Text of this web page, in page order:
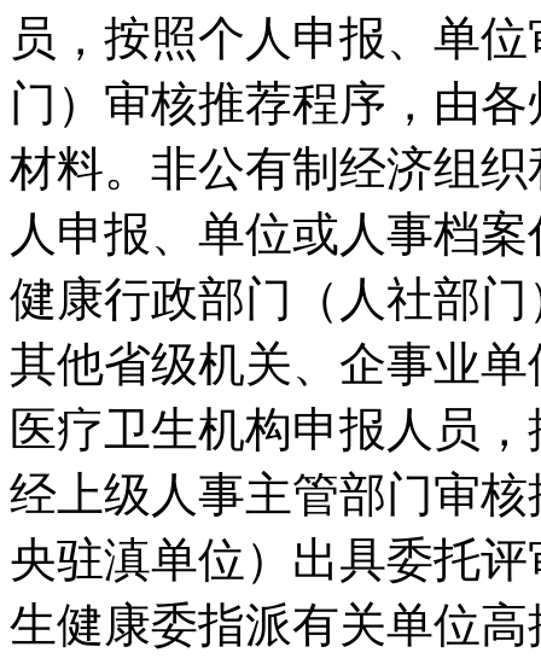
员，按照个人申报、单
门）审核推荐程序，由
材料。非公有制经济组
人申报、单位或人事档
健康行政部门（人社部
其他省级机关、企事业
医疗卫生机构申报人员
经上级人事主管部门审
央驻滇单位）出具委托
生健康委指派有关单位